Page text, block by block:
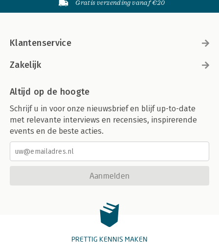
Gratis verzending vanaf €20
Klantenservice
Zakelijk
Altijd op de hoogte
Schrijf u in voor onze nieuwsbrief en blijf up-to-date
met relevante interviews en recensies, inspirerende
events en de beste acties.
Aanmelden
PRETTIG KENNIS MAKEN